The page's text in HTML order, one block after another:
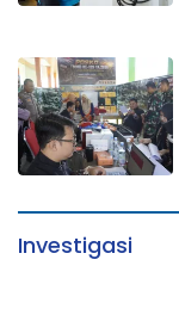
Investigasi